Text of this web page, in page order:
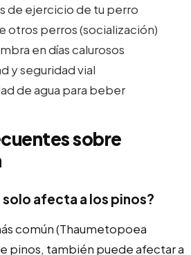
de ejercicio de tu perro
otros perros (socialización)
en días calurosos
y seguridad vial
de agua para beber
sobre
afecta a los pinos?
común (Thaumetopoea
pinos, también puede afectar a